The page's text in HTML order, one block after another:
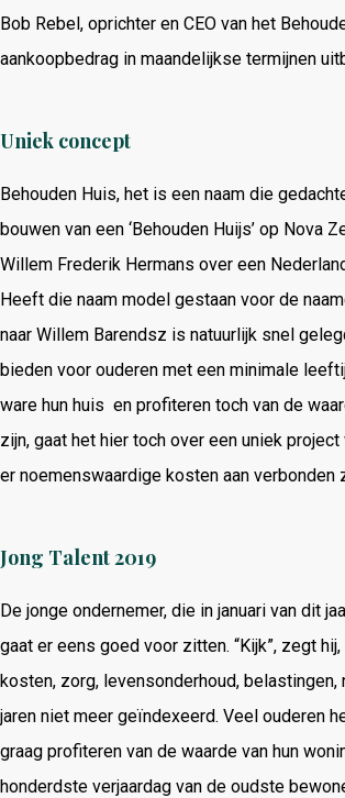
Bob Rebel, oprichter en CEO van het
aankoopbedrag in maandelijkse termijnen
Uniek concept
Behouden Huis, het is een naam die
bouwen van een ‘Behouden Huijs’ op
Willem Frederik Hermans over een
Heeft die naam model gestaan voor de
naar Willem Barendsz is natuurlijk snel
bieden voor ouderen met een minimale
ware hun huis en profiteren toch van de
zijn, gaat het hier toch over een uniek
er noemenswaardige kosten aan
Jong Talent 2019
De jonge ondernemer, die in januari van dit
gaat er eens goed voor zitten. “Kijk”, zegt
kosten, zorg, levensonderhoud,
jaren niet meer geïndexeerd. Veel ouderen
graag profiteren van de waarde van hun
honderdste verjaardag van de oudste